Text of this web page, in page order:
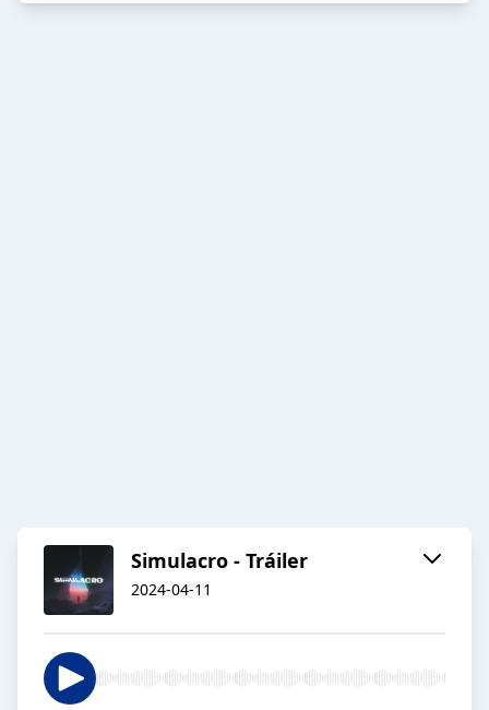
Simulacro - Tráiler
2024-04-11